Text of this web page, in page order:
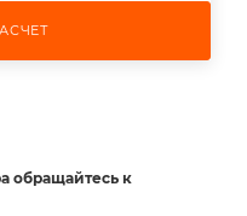
обращайтесь к